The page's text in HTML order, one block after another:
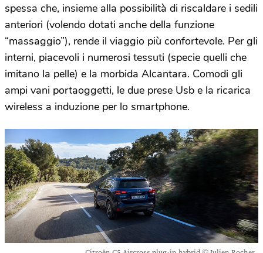
spessa che, insieme alla possibilità di riscaldare i sedili
anteriori (volendo dotati anche della funzione
“massaggio”), rende il viaggio più confortevole. Per gli
interni, piacevoli i numerosi tessuti (specie quelli che
imitano la pelle) e la morbida Alcantara. Comodi gli
ampi vani portaoggetti, le due prese Usb e la ricarica
wireless a induzione per lo smartphone.